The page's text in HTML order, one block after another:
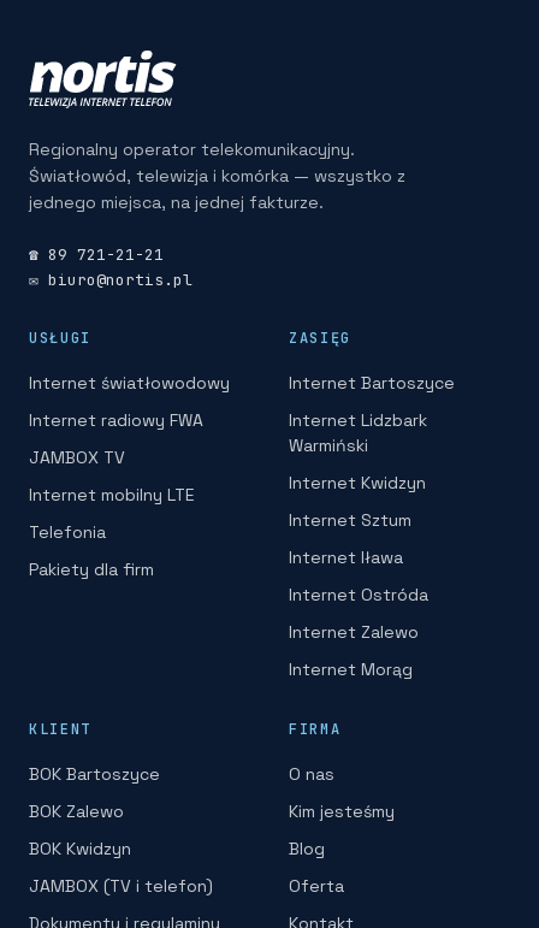
Regionalny operator telekomunikacyjny.
Światłowód, telewizja i komórka — wszystko z
jednego miejsca, na jednej fakturze.
☎ 89 721-21-21
✉ biuro@nortis.pl
USŁUGI
Internet światłowodowy
Internet radiowy FWA
JAMBOX TV
Internet mobilny LTE
Telefonia
Pakiety dla firm
ZASIĘG
Internet Bartoszyce
Internet Lidzbark
Warmiński
Internet Kwidzyn
Internet Sztum
Internet Iława
Internet Ostróda
Internet Zalewo
Internet Morąg
KLIENT
BOK Bartoszyce
BOK Zalewo
BOK Kwidzyn
JAMBOX (TV i telefon)
Dokumenty i regulaminy
FIRMA
O nas
Kim jesteśmy
Blog
Oferta
Kontakt